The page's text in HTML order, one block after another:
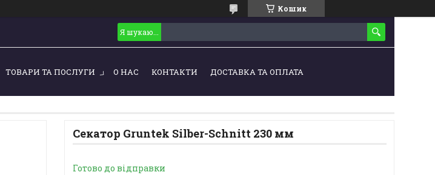
Кошик
ТОВАРИ ТА ПОСЛУГИ О НАС КОНТАКТИ ДОСТАВКА ТА ОПЛАТА
Секатор Gruntek Silber-Schnitt 230 мм
Готово до відправки